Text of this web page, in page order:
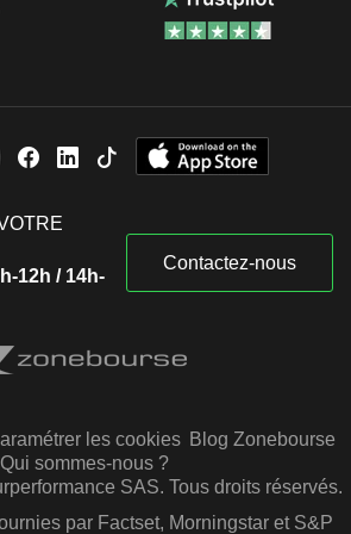
12h / 14h-
Contactez-nous
les cookies Blog Zonebourse
Qui sommes-nous ?
SAS. Tous droits réservés.
par Factset, Morningstar et S&P